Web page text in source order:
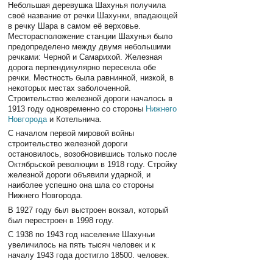
Небольшая деревушка Шахунья получила
своё название от речки Шахунки, впадающей
в речку Шара в самом её верховье.
Месторасположение станции Шахунья было
предопределено между двумя небольшими
речками: Черной и Самарихой. Железная
дорога перпендикулярно пересекла обе
речки. Местность была равнинной, низкой, в
некоторых местах заболоченной.
Строительство железной дороги началось в
1913 году одновременно со стороны Нижнего
Новгородаи Котельнича.
С началом первой мировой войны
строительство железной дороги
остановилось, возобновившись только после
Октябрьской революции в 1918 году. Стройку
железной дороги объявили ударной, и
наиболее успешно она шла со стороны
Нижнего Новгорода.
В 1927 году был выстроен вокзал, который
был перестроен в 1998 году.
С 1938 по 1943 год население Шахуньи
увеличилось на пять тысяч человек и к
началу 1943 года достигло 18500. человек.